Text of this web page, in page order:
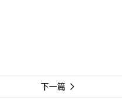
下一篇